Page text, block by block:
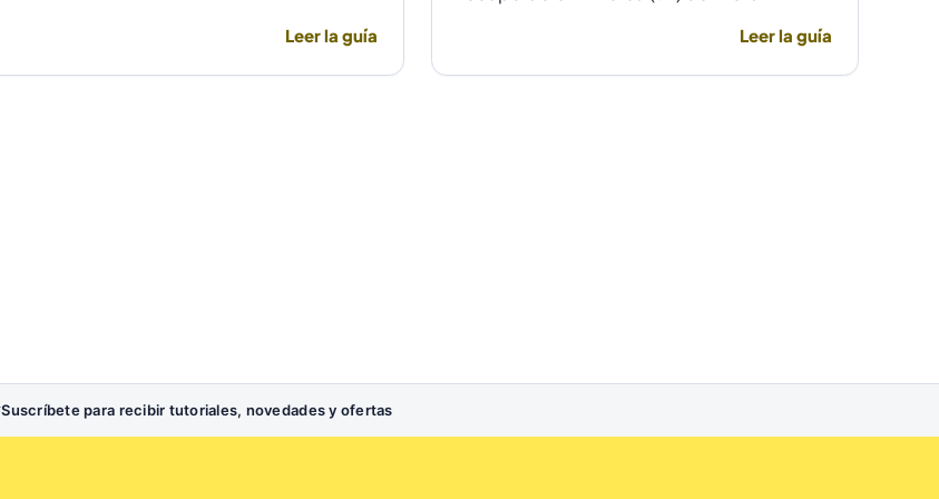
cuando no arranca o parpadea, evitando
Leer la guía
fallas por temperatura en alta frecuencia.
Leer la guía
Suscríbete para recibir tutoriales, novedades y ofertas